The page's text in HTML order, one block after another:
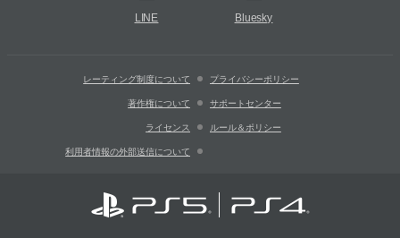
LINE Bluesky
レーティング制度について プライバシーポリシー
著作権について サポートセンター
ライセンス ルール＆ポリシー
利用者情報の外部送信について